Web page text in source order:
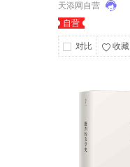
天添网自营
自营
对比 收藏